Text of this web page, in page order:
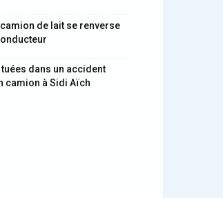
camion de lait se renverse
dans un accident
camion à Sidi Aïch